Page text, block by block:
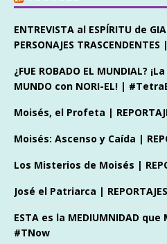
ENTREVISTA al ESPÍRITU de
PERSONAJES
¿FUE ROBADO EL MUNDIAL?
MUNDO con NORI-EL! |
Moisés, el Profeta |
Moisés: Ascenso y Caída |
Los Misterios de Moisés |
José el Patriarca |
ESTA es la MEDIUMNIDAD que
#TNow